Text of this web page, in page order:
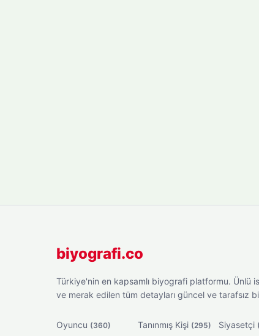
biyografi.co
Türkiye'nin en kapsamlı biyografi platformu. Ünlü
ve merak edilen tüm detayları güncel ve tarafsız
Oyuncu (360) Tanınmış Kişi (295) Siyasetçi